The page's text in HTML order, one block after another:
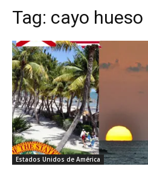
My
Tag: cayo hueso
Estados Unidos de América